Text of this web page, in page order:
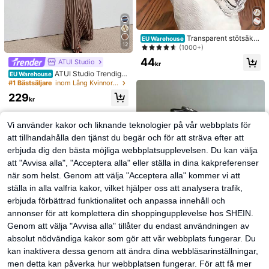
12
ATUI Studio
EU Warehouse ATUI Studio Trendig r
andig stickad klänning för kvinnor,
#1 Bästsäljare inom Lång Kvinnors tröjklänningar
229kr
EU Warehouse Transparent stötsäker
t mobilskal med magnetisk adsorpti
17 Pro Max/17 Pro/17 Air/17/16 Pro
Max/15 Pro/15 Plus/15/14 Pro Max/
o/12 Mini/11/11 Pro/11 Pro Max/Xs/
X/Xr/Xs Max/7 Plus/8 Plus/7g/8g, st
ötsäkra hörn, kompatibelt med, vår
present, födelsedag, professionell, s
kolstart
(1000+)
44kr
2 st enkla stora vågformade hårban
d för kvinnor, makeup-hårband, pla
Vi använder kakor och liknande teknologier på vår webbplats för
att tillhandahålla den tjänst du begär och för att sträva efter att
erbjuda dig den bästa möjliga webbplatsupplevelsen. Du kan välja
att "Avvisa alla", "Acceptera alla" eller ställa in dina kakpreferenser
när som helst. Genom att välja "Acceptera alla" kommer vi att
ställa in alla valfria kakor, vilket hjälper oss att analysera trafik,
erbjuda förbättrad funktionalitet och anpassa innehåll och
annonser för att komplettera din shoppingupplevelse hos SHEIN.
Genom att välja "Avvisa alla" tillåter du endast användningen av
absolut nödvändiga kakor som gör att vår webbplats fungerar. Du
kan inaktivera dessa genom att ändra dina webbläsarinställningar,
men detta kan påverka hur webbplatsen fungerar. För att få mer